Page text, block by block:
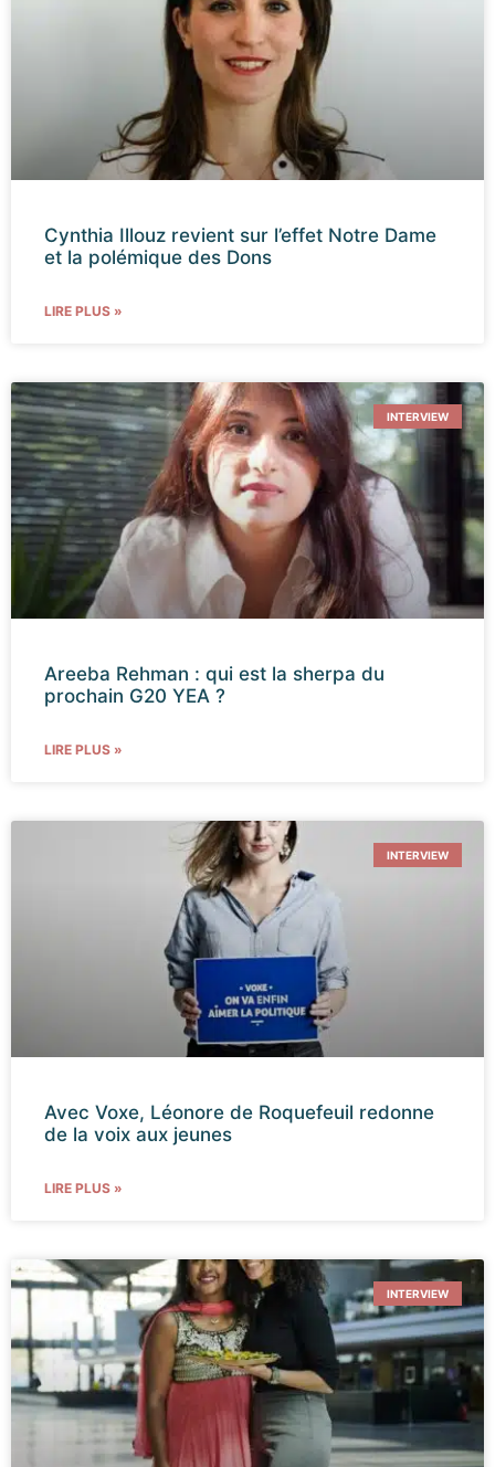
Cynthia Illouz revient sur l’effet Notre Dame
et la polémique des Dons
LIRE PLUS »
INTERVIEW
Areeba Rehman : qui est la sherpa du
prochain G20 YEA ?
LIRE PLUS »
INTERVIEW
Avec Voxe, Léonore de Roquefeuil redonne
de la voix aux jeunes
LIRE PLUS »
INTERVIEW